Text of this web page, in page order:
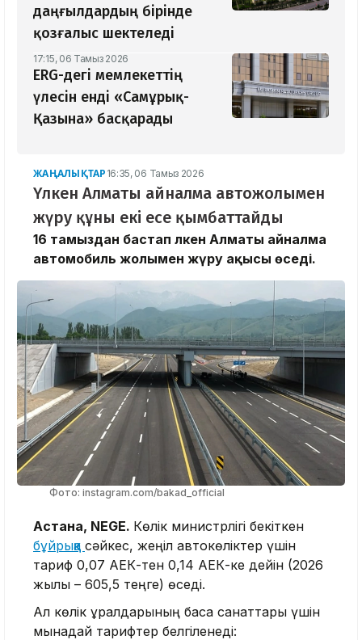
даңғылдардың бірінде
қозғалыс шектеледі
17:15, 06 Тамыз 2026
ERG-дегі мемлекеттің
үлесін енді «Самұрық-
Қазына» басқарады
ЖАҢАЛЫҚТАР 16:35, 06 Тамыз 2026
Үлкен Алматы айналма автожолымен
жүру құны екі есе қымбаттайды
16 тамыздан бастап Үлкен Алматы айналма
автомобиль жолымен жүру ақысы өседі.
Фото: instagram.com/bakad_official
Астана, NEGE. Көлік министрлігі бекіткен
бұйрыққа сәйкес, жеңіл автокөліктер үшін
тариф 0,07 АЕК-тен 0,14 АЕК-ке дейін (2026
жылы – 605,5 теңге) өседі.
Ал көлік құралдарының басқа санаттары үшін
мынадай тарифтер белгіленеді: